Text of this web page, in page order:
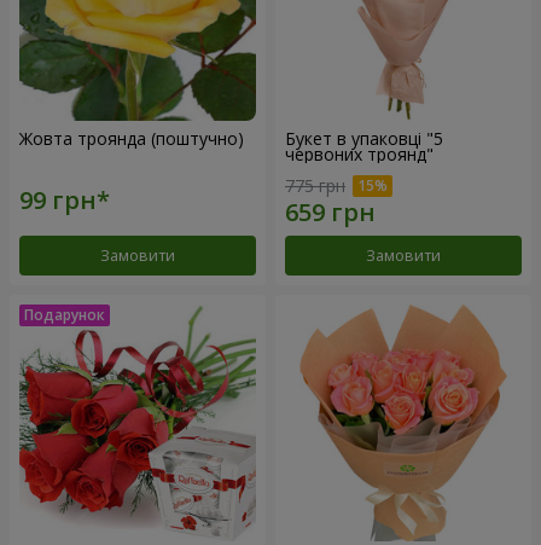
Жовта троянда (поштучно)
Замовити
Букет в упаковці "5
червоних троянд"
775 грн
Замовити